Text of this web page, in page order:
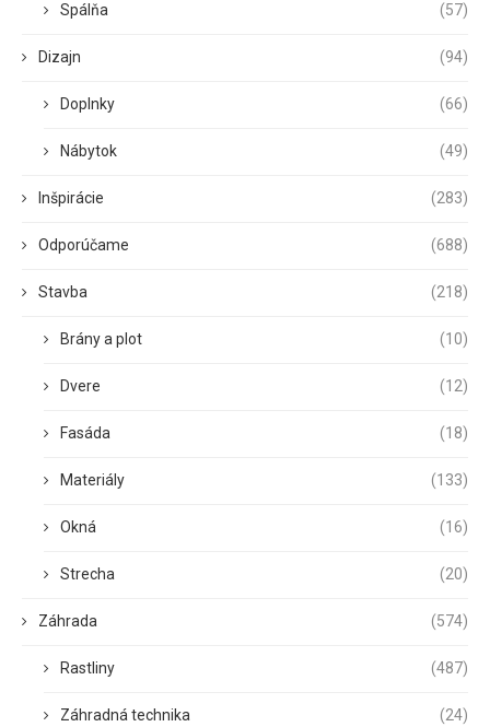
Spálňa (57)
Dizajn (94)
Doplnky (66)
Nábytok (49)
Inšpirácie (283)
Odporúčame (688)
Stavba (218)
Brány a plot (10)
Dvere (12)
Fasáda (18)
Materiály (133)
Okná (16)
Strecha (20)
Záhrada (574)
Rastliny (487)
Záhradná technika (24)